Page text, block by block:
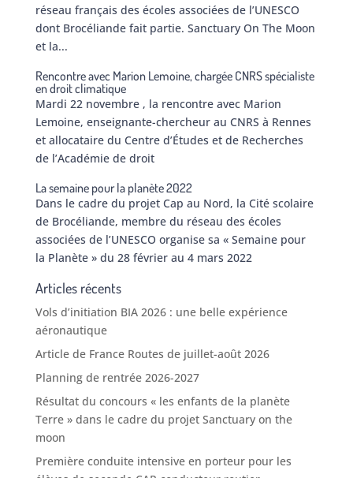
réseau français des écoles associées de l’UNESCO
dont Brocéliande fait partie. Sanctuary On The Moon
et la...
Rencontre avec Marion Lemoine, chargée CNRS spécialiste
en droit climatique
Mardi 22 novembre , la rencontre avec Marion
Lemoine, enseignante-chercheur au CNRS à Rennes
et allocataire du Centre d’Études et de Recherches
de l’Académie de droit
La semaine pour la planète 2022
Dans le cadre du projet Cap au Nord, la Cité scolaire
de Brocéliande, membre du réseau des écoles
associées de l’UNESCO organise sa « Semaine pour
la Planète » du 28 février au 4 mars 2022
Articles récents
Vols d’initiation BIA 2026 : une belle expérience
aéronautique
Article de France Routes de juillet-août 2026
Planning de rentrée 2026-2027
Résultat du concours « les enfants de la planète
Terre » dans le cadre du projet Sanctuary on the
moon
Première conduite intensive en porteur pour les